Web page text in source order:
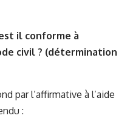
il conforme à
civil ? (détermination
par l’affirmative à l’aide
: